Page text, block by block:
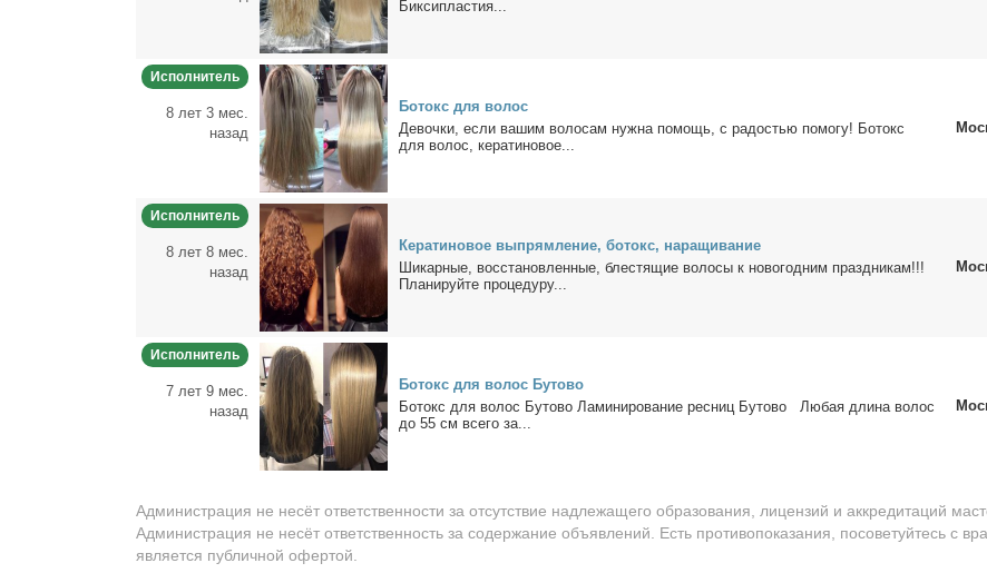
Бик­сипла­стия...
Исполнитель
8 лет 3 мес.
назад
Бо­токс для во­лос
Де­воч­ки, ес­ли ва­шим во­ло­сам нуж­на по­мощь, с ра­до­стью по­мо­гу! Бо­токс
для во­лос, ке­ра­ти­но­вое...
Исполнитель
8 лет 8 мес.
назад
Ке­ра­ти­но­вое вы­прям­ле­ние, бо­токс, на­ра­щи­ва­ние
Ши­кар­ные, вос­ста­нов­лен­ные, бле­стя­щие во­ло­сы к но­во­год­ним празд­ни­кам!!!
Пла­ни­руй­те про­це­ду­ру...
Исполнитель
7 лет 9 мес.
назад
Бо­токс для во­лос Бу­то­во
Бо­токс для во­лос Бу­то­во Ла­ми­ни­ро­ва­ние рес­ниц Бу­то­во Лю­бая дли­на во­лос
до 55 см все­го за...
Администрация не несёт ответственности за отсутствие надлежащего образования, лицензий и аккредитаций
Администрация не несёт ответственность за содержание объявлений. Есть противопоказания, посоветуйтесь с
является публичной офертой.